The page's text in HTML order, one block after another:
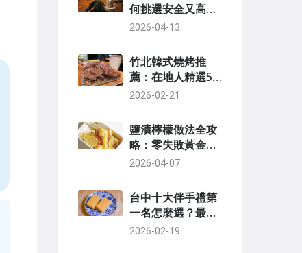
何挑選安全又高效
的冬季露營取暖神
2026-04-13
竹北韓式燒烤推
薦：在地人精選5
間高CP值餐廳與點
2026-02-21
鹽漬檸檬做法全攻
略：零失敗黃金比
例與三大創意用法
2026-04-07
台中十大伴手禮第
一名怎麼選？最新
評選指南與經典名
2026-02-19